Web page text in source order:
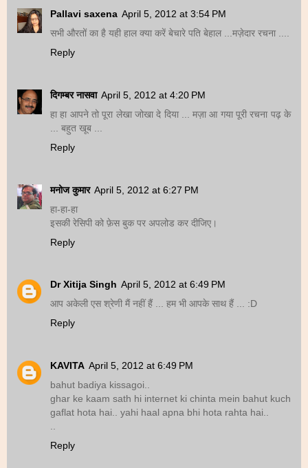
Pallavi saxena April 5, 2012 at 3:54 PM
सभी औरतों का है यही हाल क्या करें बेचारे पति बेहाल ...मज़ेदार रचना ....
Reply
दिगम्बर नासवा April 5, 2012 at 4:20 PM
हा हा आपने तो पूरा लेखा जोखा दे दिया ... मज़ा आ गया पूरी रचना पढ़ के
... बहुत खूब ...
Reply
मनोज कुमार April 5, 2012 at 6:27 PM
हा-हा-हा
इसकी रेसिपी को फ़ेस बुक पर अपलोड कर दीजिए।
Reply
Dr Xitija Singh April 5, 2012 at 6:49 PM
आप अकेली एस श्रेणी मैं नहीं हैं ... हम भी आपके साथ हैं ... :D
Reply
KAVITA April 5, 2012 at 6:49 PM
bahut badiya kissagoi..
ghar ke kaam sath hi internet ki chinta mein bahut kuch
gaflat hota hai.. yahi haal apna bhi hota rahta hai..
..
Reply